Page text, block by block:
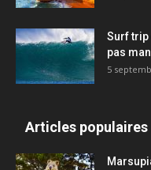
Surf trip
pas
5
Articles populaires